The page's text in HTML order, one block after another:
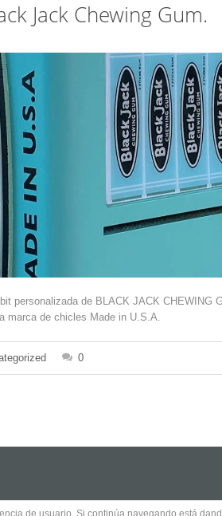
Jack Chewing Gum.
personalizada de BLACK JACK CHEWING
marca de chicles Made in U.S.A.
0
de usuario. Si continúa navegando está